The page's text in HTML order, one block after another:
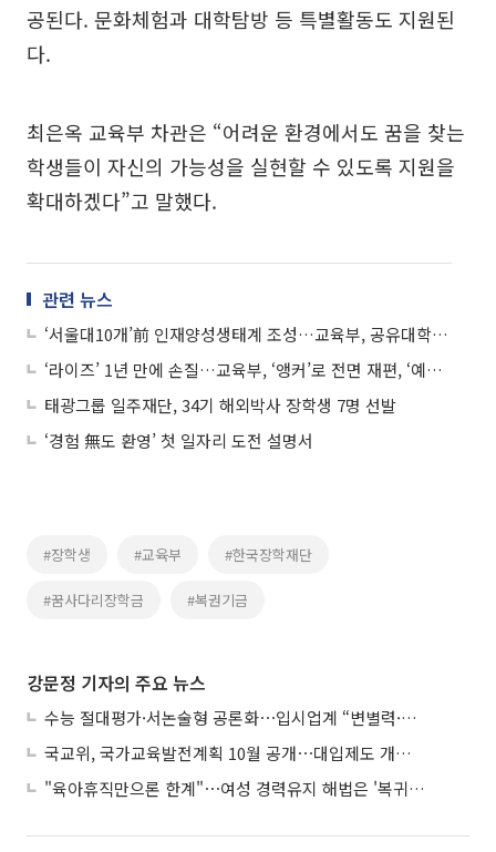
공된다. 문화체험과 대학탐방 등 특별활동도 지원된
다.
최은옥 교육부 차관은 “어려운 환경에서도 꿈을 찾는
학생들이 자신의 가능성을 실현할 수 있도록 지원을
확대하겠다”고 말했다.
관련 뉴스
‘서울대10개’前 인재양성생태계 조성…교육부, 공유대학 먼저 띄운 ‘앵커’ 개편
‘라이즈’ 1년 만에 손질…교육부, ‘앵커’로 전면 재편, ‘예산 나눠먹기’ 손본다
태광그룹 일주재단, 34기 해외박사 장학생 7명 선발
‘경험 無도 환영’ 첫 일자리 도전 설명서
#장학생 #교육부 #한국장학재단
#꿈사다리장학금 #복권기금
강문정 기자의 주요 뉴스
수능 절대평가·서논술형 공론화⋯입시업계 “변별력·사교육 대책 먼저”
국교위, 국가교육발전계획 10월 공개⋯대입제도 개편 공론화 추진
"육아휴직만으론 한계"⋯여성 경력유지 해법은 '복귀 후 유연근무’